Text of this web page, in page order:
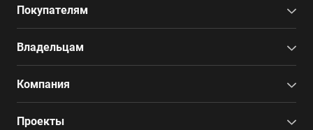
Покупателям
Владельцам
Компания
Проекты